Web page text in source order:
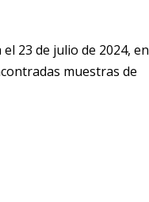
23 de julio de 2024, en
muestras de